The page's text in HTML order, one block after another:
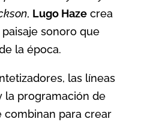
, Lugo Hazecrea
sonoro que
la época.
las líneas
la programación de
combinan para crear